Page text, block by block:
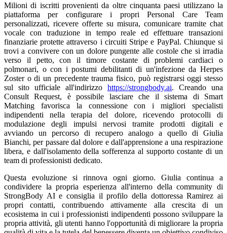
Milioni di iscritti provenienti da oltre cinquanta paesi utilizzano la
piattaforma per configurare i propri Personal Care Team
personalizzati, ricevere offerte su misura, comunicare tramite chat
vocale con traduzione in tempo reale ed effettuare transazioni
finanziarie protette attraverso i circuiti Stripe e PayPal. Chiunque si
trovi a convivere con un dolore pungente alle costole che si irradia
verso il petto, con il timore costante di problemi cardiaci o
polmonari, o con i postumi debilitanti di un'infezione da Herpes
Zoster o di un precedente trauma fisico, può registrarsi oggi stesso
sul sito ufficiale all'indirizzo https://strongbody.ai. Creando una
Consult Request, è possibile lasciare che il sistema di Smart
Matching favorisca la connessione con i migliori specialisti
indipendenti nella terapia del dolore, ricevendo protocolli di
modulazione degli impulsi nervosi tramite prodotti digitali e
avviando un percorso di recupero analogo a quello di Giulia
Bianchi, per passare dal dolore e dall'apprensione a una respirazione
libera, e dall'isolamento della sofferenza al supporto costante di un
team di professionisti dedicato.
Questa evoluzione si rinnova ogni giorno. Giulia continua a
condividere la propria esperienza all'interno della community di
StrongBody AI e consiglia il profilo della dottoressa Ramirez ai
propri contatti, contribuendo attivamente alla crescita di un
ecosistema in cui i professionisti indipendenti possono sviluppare la
propria attività, gli utenti hanno l'opportunità di migliorare la propria